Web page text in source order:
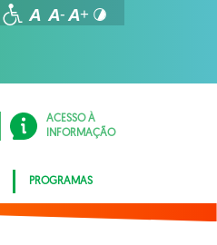
ACESSO À
INFORMAÇÃO
PROGRAMAS